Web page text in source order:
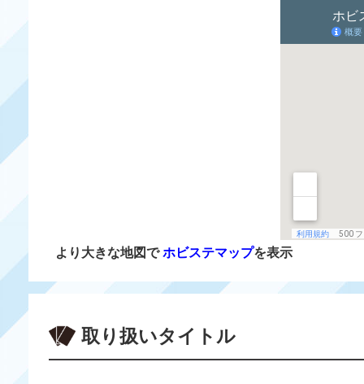
より大きな地図でホビステマップを表示
取り扱いタイトル